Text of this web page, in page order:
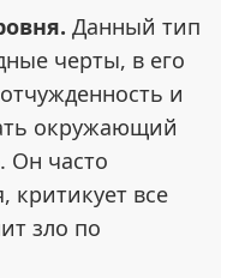
Данный тип
черты, в его
и
окружающий
Он часто
критикует все
зло по